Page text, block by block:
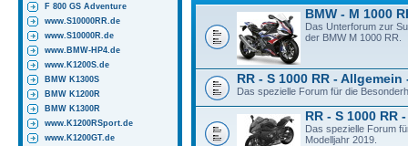
F 800 GS Adventure
www.S10000RR.de
www.S10000R.de
www.BMW-HP4.de
www.K1200S.de
BMW K1300S
BMW K1200R
BMW K1300R
www.K1200RSport.de
www.K1200GT.de
BMW - M 1000
Das Unterforum zur
der BMW M 1000 RR.
RR - S 1000 RR - Allgemein
Das spezielle Forum für die
RR - S 1000 RR
Das spezielle Forum
Modelljahr 2019.